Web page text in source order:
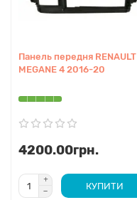
Панель передня RENAULT
MEGANE 4 2016-20
4200.00грн.
КУПИТИ